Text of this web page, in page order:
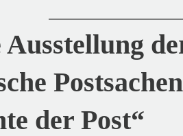
Ausstellung
der Post“